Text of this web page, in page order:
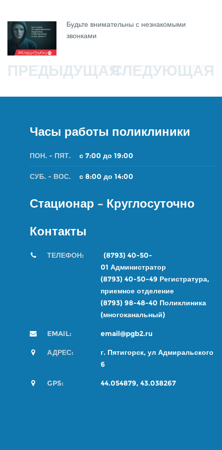
Будьте внимательны с незнакомыми
звонками
ПРЕДЫДУЩАЯСЛЕДУЮЩАЯ
Часы работы поликлиники
ПОН. - ПЯТ. с 7:00 до 19:00
СУБ. - ВОС. с 8:00 до 14:00
Стационар – Круглосуточно
Контакты
ТЕЛЕФОН: (8793) 40-50-
01 Администратор
(8793) 40-50-49 Регистратура,
приемное отделение
(8793) 98-48-40 Поликлиника
(многоканальный)
EMAIL: email@pgb2.ru
АДРЕС:
г. Пятигорск, ул Адмиральского
6
GPS: 44.054879, 43.038267